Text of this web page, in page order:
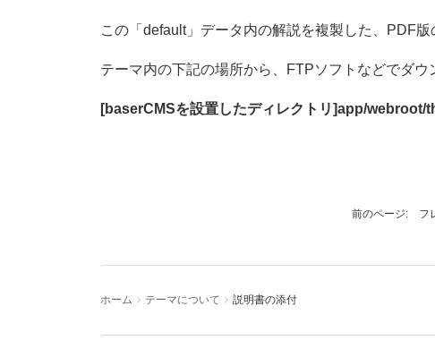
この「default」データ内の解説を複製した、PDF版
テーマ内の下記の場所から、FTPソフトなどでダウ
[baserCMSを設置したディレクトリ]app/
フ
ホーム テーマについて 説明書の添付